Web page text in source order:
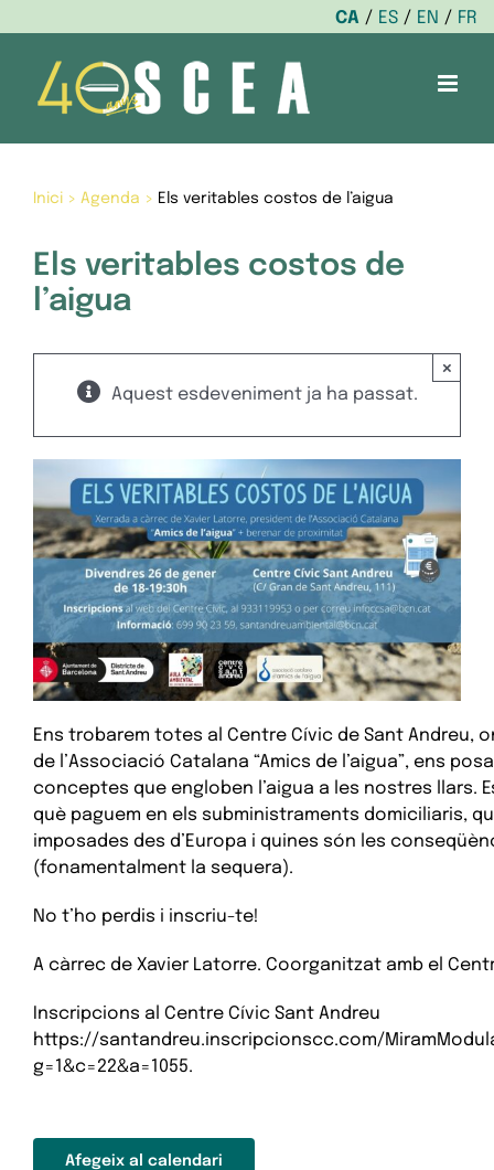
CA ES EN
FR
content
Inici> Agenda > Els veritables costos de l’aigua
Els veritables costos de
l’aigua
Aquest esdeveniment ja ha passat.
×
Ens trobarem totes al Centre Cívic de Sant Andreu,
de l’Associació Catalana “Amics de l’aigua”, ens
conceptes que engloben l’aigua a les nostres llars.
què paguem en els subministraments domiciliaris,
imposades des d’Europa i quines són les
(fonamentalment la sequera).
No t’ho perdis i inscriu-te!
A càrrec de Xavier Latorre. Coorganitzat amb el
Inscripcions al Centre Cívic Sant Andreu
https://santandreu.inscripcionscc.com/
g=1&c=22&a=1055.
Afegeix al calendari